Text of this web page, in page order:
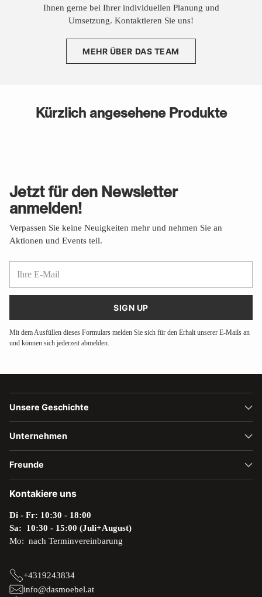
Ihnen gerne bei Ihrer individuellen Planung und
Umsetzung. Kontaktieren Sie uns!
MEHR ÜBER DAS TEAM
Kürzlich angesehene Produkte
Jetzt für den Newsletter
anmelden!
Verpassen Sie keine Neuigkeiten mehr und nehmen Sie an
Aktionen und Events teil.
SIGN UP
Mit dem Ausfüllen dieses Formulars melden Sie sich für den Erhalt unserer E-Mails an
und können sich jederzeit abmelden.
Unsere Geschichte
Unternehmen
Freunde
Kontakiere uns
Di - Fr: 10:30 - 18:00
Sa: 10:30 - 15:00 (Juli+August)
Mo: nach Terminvereinbarung
+4319243834
info@dasmoebel.at